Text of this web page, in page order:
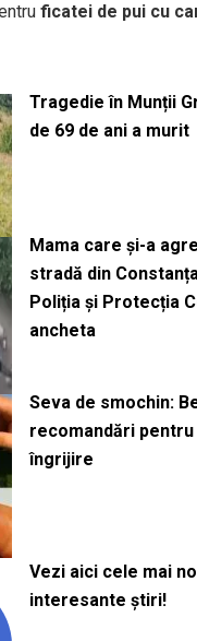
ficatei de pui cu
Tragedie în Munții
de 69 de ani a murit
Mama care și-a
stradă din
Poliția și Protecția
ancheta
Seva de smochin:
recomandări
îngrijire
Vezi aici cele mai
interesante știri!